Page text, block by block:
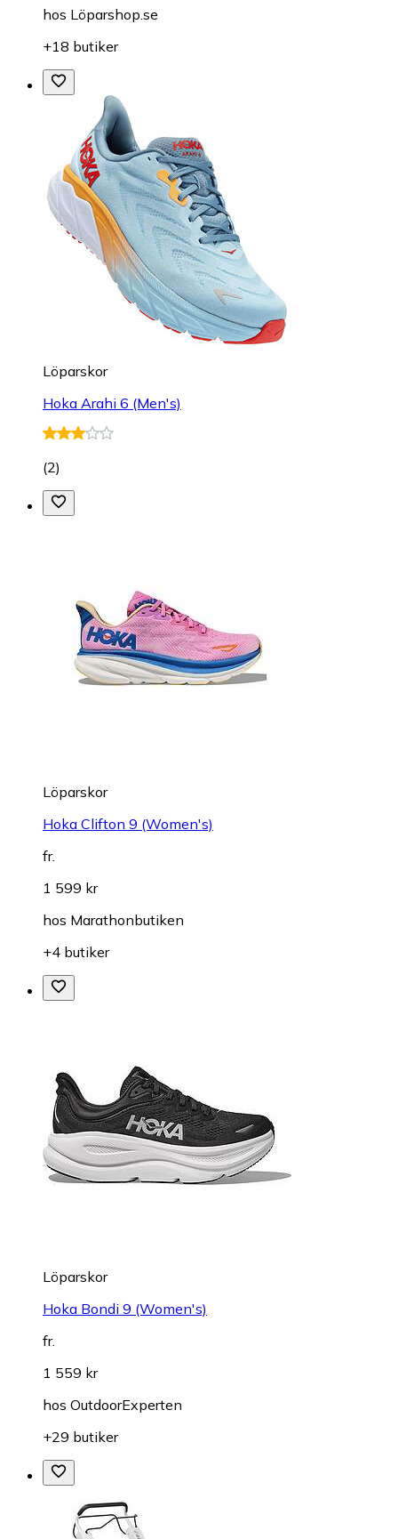
hos Löparshop.se
+18 butiker
Löparskor
Hoka Arahi 6 (Men's)
(2)
Löparskor
Hoka Clifton 9 (Women's)
fr.
1 599 kr
hos Marathonbutiken
+4 butiker
Löparskor
Hoka Bondi 9 (Women's)
fr.
1 559 kr
hos OutdoorExperten
+29 butiker